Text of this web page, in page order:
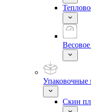
Упаковочные
Скин